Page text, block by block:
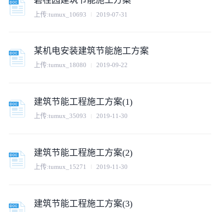
上传:tumux_10693 2019-07-31
某机电安装建筑节能施工方案
上传:tumux_18080 2019-09-22
建筑节能工程施工方案(1)
上传:tumux_35093 2019-11-30
建筑节能工程施工方案(2)
上传:tumux_15271 2019-11-30
建筑节能工程施工方案(3)